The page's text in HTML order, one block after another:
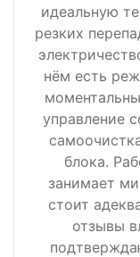
идеальную
резких
нём есть
управление
блока.
занимает
стоит
отзывы